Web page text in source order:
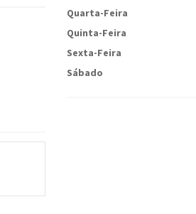
Quarta-Feira
Quinta-Feira
Sexta-Feira
Sábado